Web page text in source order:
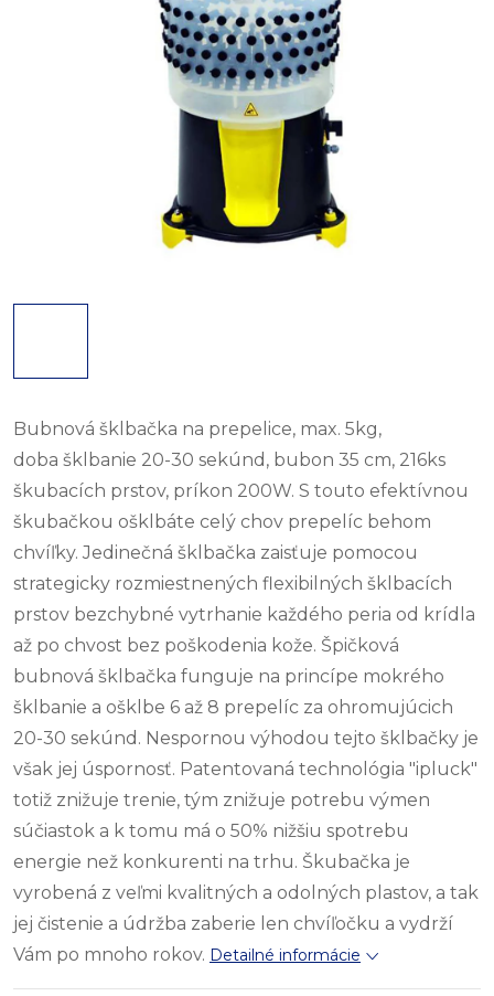
Bubnová šklbačka na prepelice, max. 5kg,
doba šklbanie 20-30 sekúnd, bubon 35 cm, 216ks
škubacích prstov, príkon 200W. S touto efektívnou
škubačkou ošklbáte celý chov prepelíc behom
chvíľky. Jedinečná šklbačka zaisťuje pomocou
strategicky rozmiestnených flexibilných šklbacích
prstov bezchybné vytrhanie každého peria od krídla
až po chvost bez poškodenia kože. Špičková
bubnová šklbačka funguje na princípe mokrého
šklbanie a ošklbe 6 až 8 prepelíc za ohromujúcich
20-30 sekúnd. Nespornou výhodou tejto šklbačky je
však jej úspornosť. Patentovaná technológia "ipluck"
totiž znižuje trenie, tým znižuje potrebu výmen
súčiastok a k tomu má o 50% nižšiu spotrebu
energie než konkurenti na trhu. Škubačka je
vyrobená z veľmi kvalitných a odolných plastov, a tak
jej čistenie a údržba zaberie len chvíľočku a vydrží
Vám po mnoho rokov. Detailné informácie